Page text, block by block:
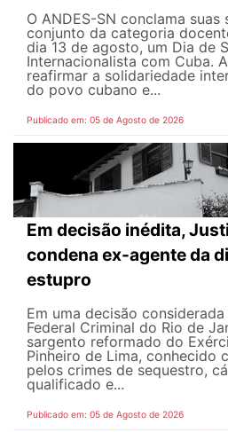
O ANDES-SN conclama
conjunto da categoria
dia 13 de agosto, um Dia de
Internacionalista com Cuba.
reafirmar a solidariedade
do povo cubano e...
Publicado em: 05 de Agosto de 2026
Em decisão inédita,
condena ex-agente da
estupro
Em uma decisão
Federal Criminal do Rio de
sargento reformado do
Pinheiro de Lima, conhecido
pelos crimes de sequestro,
qualificado e...
Publicado em: 05 de Agosto de 2026